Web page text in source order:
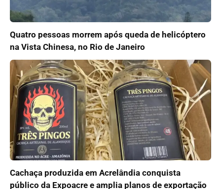
Quatro pessoas morrem após queda de helicóptero
na Vista Chinesa, no Rio de Janeiro
Cachaça produzida em Acrelândia conquista
público da Expoacre e amplia planos de exportação